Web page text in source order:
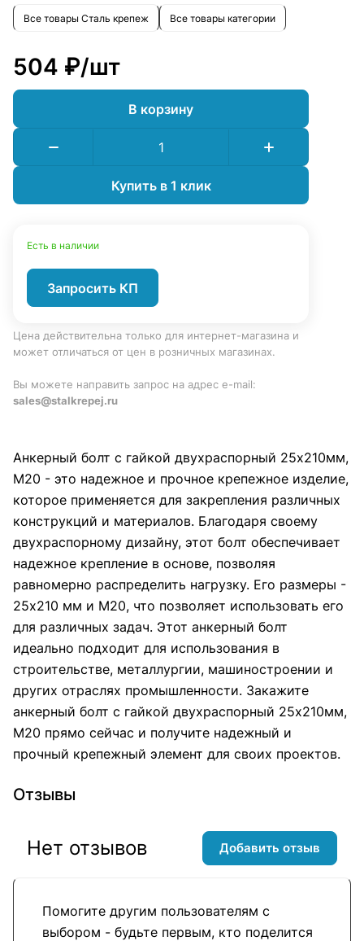
Все товары Сталь крепеж Все товары категории
504 ₽/шт
В корзину
Купить в 1 клик
Есть в наличии
Запросить КП
Цена действительна только для интернет-магазина и
может отличаться от цен в розничных магазинах.
Вы можете направить запрос на адрес e-mail:
sales@stalkrepej.ru
Анкерный болт с гайкой двухраспорный 25х210мм,
М20 - это надежное и прочное крепежное изделие,
которое применяется для закрепления различных
конструкций и материалов. Благодаря своему
двухраспорному дизайну, этот болт обеспечивает
надежное крепление в основе, позволяя
равномерно распределить нагрузку. Его размеры -
25х210 мм и М20, что позволяет использовать его
для различных задач. Этот анкерный болт
идеально подходит для использования в
строительстве, металлургии, машиностроении и
других отраслях промышленности. Закажите
анкерный болт с гайкой двухраспорный 25х210мм,
М20 прямо сейчас и получите надежный и
прочный крепежный элемент для своих проектов.
Отзывы
Помогите другим пользователям с
выбором - будьте первым, кто поделится
Нет отзывов Добавить отзыв